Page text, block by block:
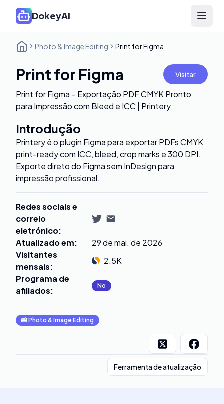
DokeyAI Open
Photo & Image Editing Print for Figma
Print for Figma Visitar
Print for Figma – Exportação PDF CMYK Pronto
para Impressão com Bleed e ICC | Printery
Introdução
Printery é o plugin Figma para exportar PDFs CMYK
print-ready com ICC, bleed, crop marks e 300 DPI.
Exporte direto do Figma sem InDesign para
impressão profissional.
Redes sociais e
correio
eletrónico:
Atualizado em:
29 de mai. de 2026
Visitantes
mensais:
2.5K
Programa de
afiliados: No
📸Photo & Image Editing
Ferramenta de atualização